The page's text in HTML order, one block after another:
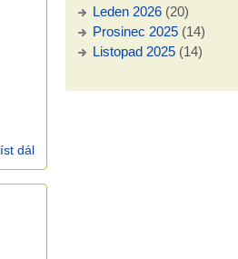
dálŘímanům 12,17-21 (2.6.2002)
Leden 2026 (20)
Prosinec 2025 (14)
Listopad 2025 (14)